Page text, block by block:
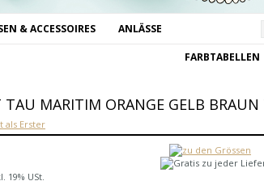
& ACCESSOIRES ANLÄSSE
FARBTABELLEN
TAU MARITIM ORANGE GELB
als Erster
19% USt.